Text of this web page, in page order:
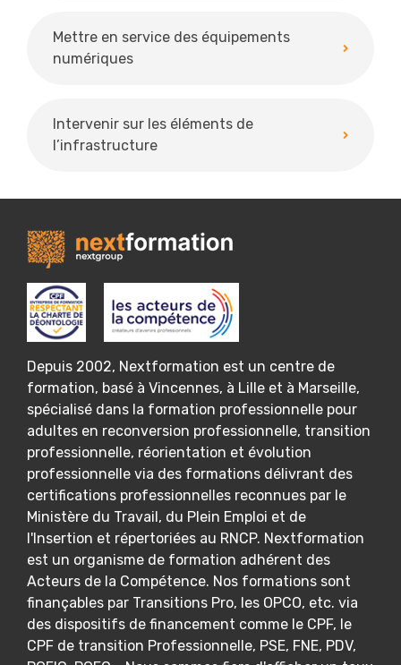
Mettre en service des équipements
numériques
Intervenir sur les éléments de
l’infrastructure
Depuis 2002, Nextformation est un centre de
formation, basé à Vincennes, à Lille et à Marseille,
spécialisé dans la formation professionnelle pour
adultes en reconversion professionnelle, transition
professionnelle, réorientation et évolution
professionnelle via des formations délivrant des
certifications professionnelles reconnues par le
Ministère du Travail, du Plein Emploi et de
l'Insertion et répertoriées au RNCP. Nextformation
est un organisme de formation adhérent des
Acteurs de la Compétence. Nos formations sont
finançables par Transitions Pro, les OPCO, etc. via
des dispositifs de financement comme le CPF, le
CPF de transition Professionnelle, PSE, FNE, PDV,